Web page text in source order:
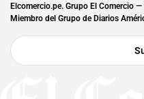
Elcomercio.pe. Grupo El Comercio
Miembro del Grupo de Diarios